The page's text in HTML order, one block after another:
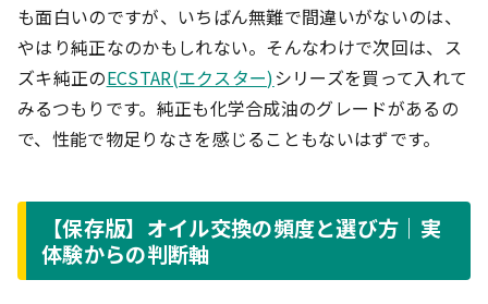
も面白いのですが、いちばん無難で間違いがないのは、
やはり純正なのかもしれない。そんなわけで次回は、ス
ズキ純正のECSTAR(エクスター)シリーズを買って入れて
みるつもりです。純正も化学合成油のグレードがあるの
で、性能で物足りなさを感じることもないはずです。
【保存版】オイル交換の頻度と選び方｜実
体験からの判断軸